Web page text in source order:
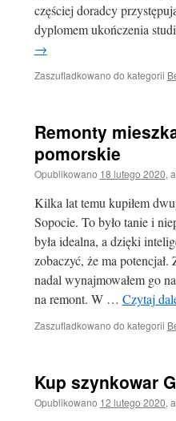
częściej doradcy
dyplomem ukończenia
→
Zaszufladkowano do kategorii
Remonty
pomorskie
Opublikowano 18 lutego 2020,
Kilka lat temu kupiłem
Sopocie. To było tanie i
była idealna, a dzięki
zobaczyć, że ma
nadal wynajmowałem go
na remont. W … Czytaj
Zaszufladkowano do kategorii
Kup szynkowar
Opublikowano 12 lutego 2020,